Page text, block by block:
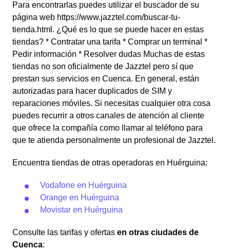
Para encontrarlas puedes utilizar el buscador de su
página web https://www.jazztel.com/buscar-tu-
tienda.html. ¿Qué es lo que se puede hacer en estas
tiendas? * Contratar una tarifa * Comprar un terminal *
Pedir información * Resolver dudas Muchas de estas
tiendas no son oficialmente de Jazztel pero sí que
prestan sus servicios en Cuenca. En general, están
autorizadas para hacer duplicados de SIM y
reparaciones móviles. Si necesitas cualquier otra cosa
puedes recurrir a otros canales de atención al cliente
que ofrece la compañía como llamar al teléfono para
que te atienda personalmente un profesional de Jazztel.
Encuentra tiendas de otras operadoras en Huérguina:
Vodafone en Huérguina
Orange en Huérguina
Movistar en Huérguina
Consulte las tarifas y ofertas en otras ciudades de
Cuenca: